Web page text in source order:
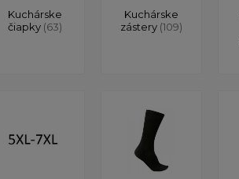
Kuchárske
čiapky (63)
Kuchárske
zástery (109)